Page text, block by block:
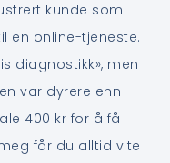
kunde som
en online-tjeneste.
diagnostikk», men
var dyrere enn
400 kr for å få
får du alltid vite